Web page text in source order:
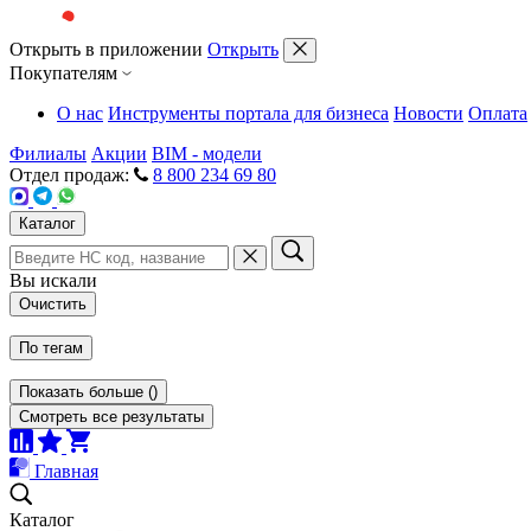
Открыть в приложении Открыть
Покупателям
О нас Инструменты портала для бизнеса Новости Оплата
Филиалы Акции BIM - модели
Отдел продаж:
8 800 234 69 80
Каталог
Вы искали
Очистить
По тегам
Показать больше ()
Смотреть все результаты
Главная
Каталог